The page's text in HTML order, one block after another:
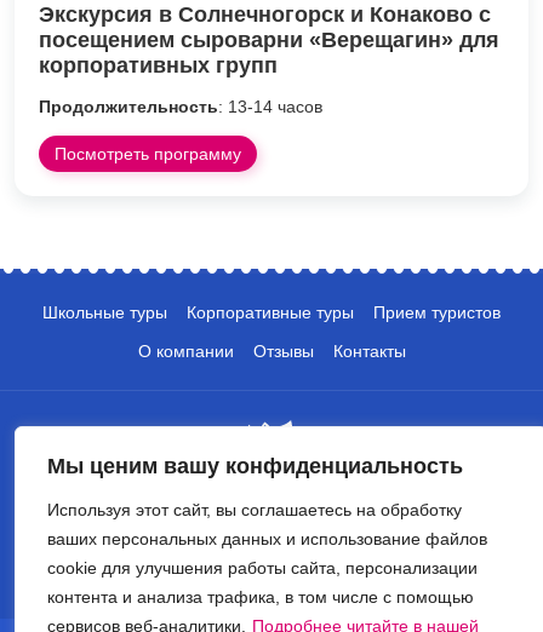
Мы ценим вашу конфиденциальность
Используя этот сайт, вы соглашаетесь на обработку
ваших персональных данных и использование файлов
cookie для улучшения работы сайта, персонализации
контента и анализа трафика, в том числе с помощью
сервисов веб-аналитики.
Подробнее читайте в нашей
Экскурсия в Солнечногорск и Конаково с
посещением сыроварни «Верещагин» для
корпоративных групп
Продолжительность: 13-14 часов
Посмотреть программу
Школьные туры Корпоративные туры
Прием туристов
О компании
Отзывы Контакты
+7 (495) 135-10-05
info@crocus-travel.ru